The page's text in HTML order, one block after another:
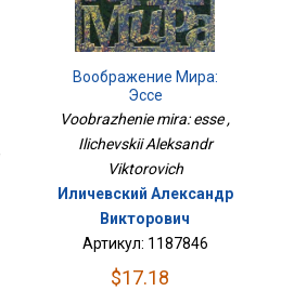
Воображение Мира:
Эссе
Voobrazhenie mira: esse ,
Ilichevskii Aleksandr
Viktorovich
Иличевский Александр
Викторович
Артикул: 1187846
$17.18